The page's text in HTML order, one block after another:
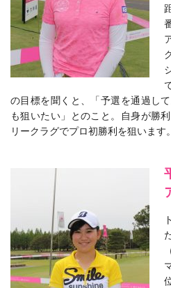
の目標を聞くと、「予選を通過し
も狙いたい」とのこと。自身が勝
リークラグでプロ初勝利を狙います。